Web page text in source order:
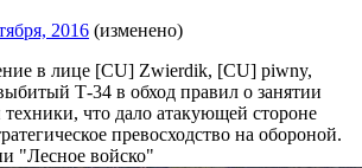
2016 (изменено)
в лице [CU] Zwierdik, [CU] piwny,
Т-34 в обход правил о занятии
что дало атакующей стороне
превосходство на обороной.
"Лесное войско"